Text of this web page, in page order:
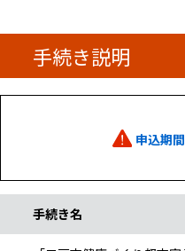
手続き説明
申込期
手続き名